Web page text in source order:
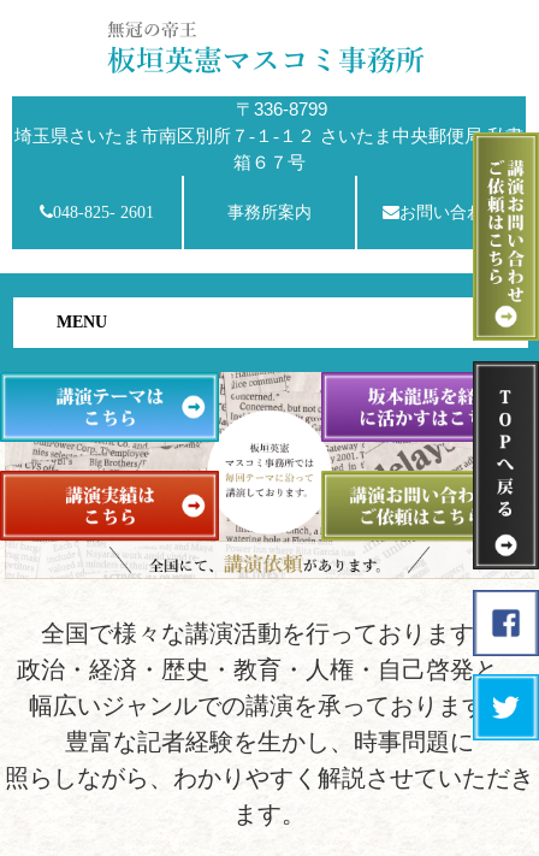
〒336-8799
埼玉県さいたま市南区別所７-１-１２ さいたま中央郵便局 私書
箱６７号
048-825- 2601 事務所案内 お問い合わせ
MENU
全国で様々な講演活動を行っております。
政治・経済・歴史・教育・人権・自己啓発と、
幅広いジャンルでの講演を承っております。
豊富な記者経験を生かし、時事問題に
照らしながら、わかりやすく解説させていただき
ます。